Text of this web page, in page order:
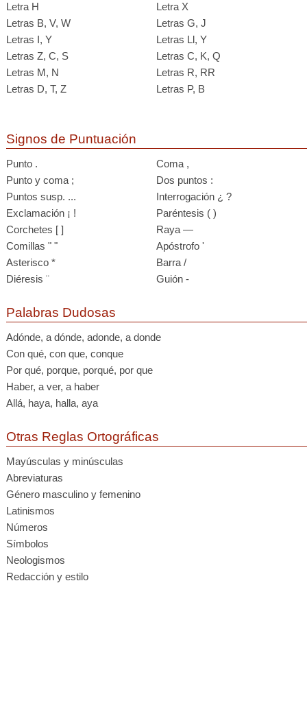
Letra H
Letra X
Letras B, V, W
Letras G, J
Letras I, Y
Letras Ll, Y
Letras Z, C, S
Letras C, K, Q
Letras M, N
Letras R, RR
Letras D, T, Z
Letras P, B
Signos de Puntuación
Punto .
Coma ,
Punto y coma ;
Dos puntos :
Puntos susp. ...
Interrogación ¿ ?
Exclamación ¡ !
Paréntesis ( )
Corchetes [ ]
Raya —
Comillas " "
Apóstrofo '
Asterisco *
Barra /
Diéresis ¨
Guión -
Palabras Dudosas
Adónde, a dónde, adonde, a donde
Con qué, con que, conque
Por qué, porque, porqué, por que
Haber, a ver, a haber
Allá, haya, halla, aya
Otras Reglas Ortográficas
Mayúsculas y minúsculas
Abreviaturas
Género masculino y femenino
Latinismos
Números
Símbolos
Neologismos
Redacción y estilo